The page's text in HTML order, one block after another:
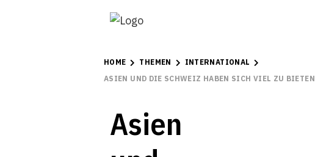
HOME THEMEN
INTERNATIONAL
ASIEN UND DIE SCHWEIZ HABEN SICH VIEL ZU BIETEN
Asien